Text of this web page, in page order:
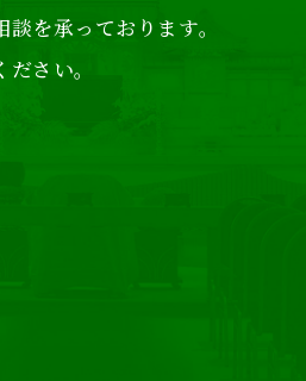
談を承っております。
さい。